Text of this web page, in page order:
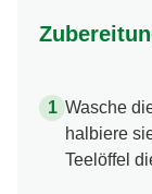
Wasche
halbiere
Teelöffel